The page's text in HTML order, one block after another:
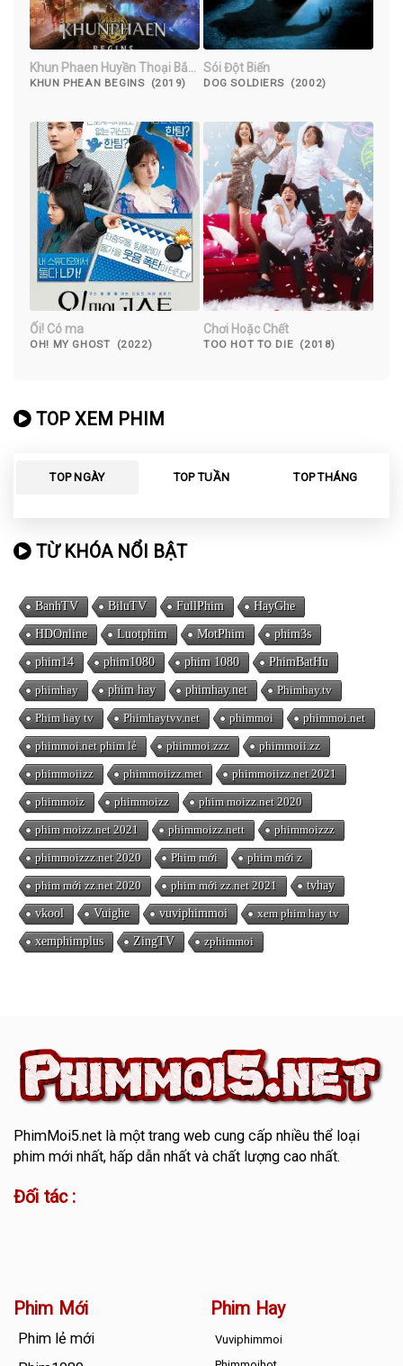
Khun Phaen Huyền Thoại Bắt
Đầu
KHUN PHEAN BEGINS (2019)
Sói Đột Biến
DOG SOLDIERS (2002)
Ối! Có ma
OH! MY GHOST (2022)
Chơi Hoặc Chết
TOO HOT TO DIE (2018)
TOP XEM PHIM
TOP NGÀY TOP TUẦN TOP THÁNG
TỪ KHÓA NỔI BẬT
BanhTV BiluTV FullPhim HayGhe
HDOnline Luotphim MotPhim phim3s
phim14 phim1080 phim 1080 PhimBatHu
phimhay phim hay phimhay.net Phimhay.tv
Phim hay tv Phimhaytvv.net phimmoi phimmoi.net
phimmoi.net phim lẻ phimmoi.zzz phimmoii.zz
phimmoiizz phimmoiizz.met phimmoiizz.net 2021
phimmoiz phimmoizz phim moizz.net 2020
phim moizz.net 2021 phimmoizz.nett phimmoizzz
phimmoizzz.net 2020 Phim mới phim mới z
phim mới zz.net 2020 phim mới zz.net 2021 tvhay
vkool Vuighe vuviphimmoi xem phim hay tv
xemphimplus ZingTV zphimmoi
PhimMoi5.netlà một trang web cung cấp nhiều thể loại
phim mới nhất, hấp dẫn nhất và chất lượng cao nhất.
Đối tác :
Phim Mới
Phim lẻ mới
Phim Hay
Vuviphimmoi